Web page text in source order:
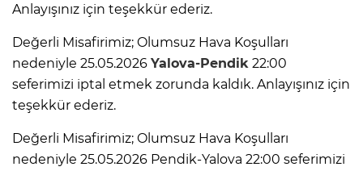
Anlayışınız için teşekkür ederiz.
Değerli Misafirimiz; Olumsuz Hava Koşulları
nedeniyle 25.05.2026 Yalova-Pendik 22:00
seferimizi iptal etmek zorunda kaldık. Anlayışınız için
teşekkür ederiz.
Değerli Misafirimiz; Olumsuz Hava Koşulları
nedeniyle 25.05.2026 Pendik-Yalova 22:00 seferimizi